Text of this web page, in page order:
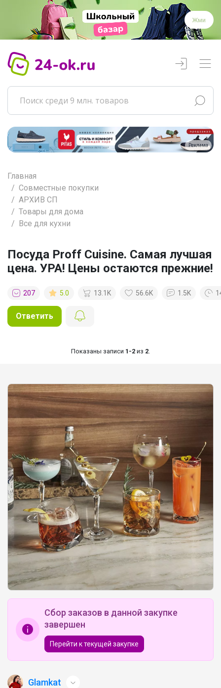
Жми
Реклама
Главная
Совместные покупки
АРХИВ СП
Товары для дома
Все для кухни
Посуда Proff Cuisine. Самая лучшая
цена. УРА! Цены остаются прежние!
207 5.0 13.1K 56.6K 1.5K
Ответить
Показаны записи 1-2 из 2
Сбор заказов в данной закупке
завершен
Перейти к текущей закупке
Glamkat